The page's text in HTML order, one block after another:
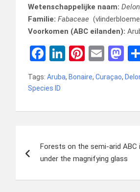
Wetenschappelijke naam:
Familie: Fabaceae
Voorkomen (ABC eilanden):
F
a
ce
o
k
Li
n
ke
n
Pi
nt
er
t
E
ail
M
a
st
d
n
Tags: Aruba, Bonaire, Curaçao,
Species ID
navigatie
Forests on the semi-arid ABC
under the magnifying glass